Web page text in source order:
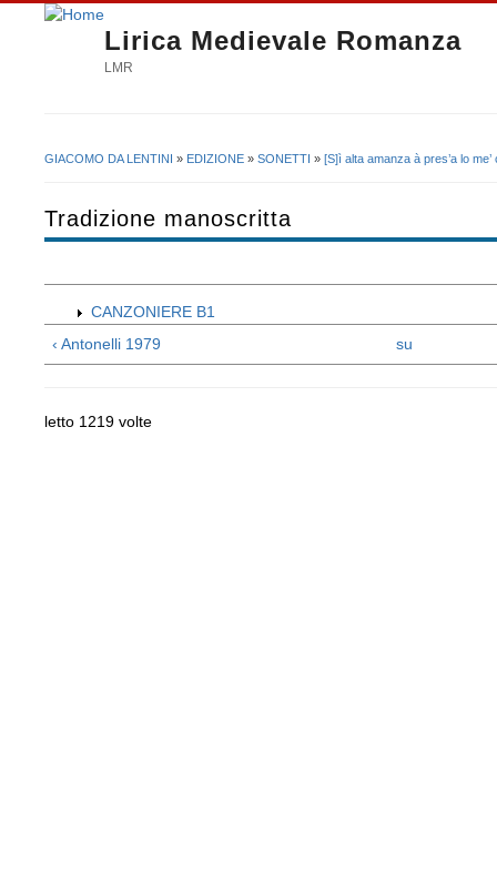
Lirica Medievale Romanza
LMR
GIACOMO DA LENTINI » EDIZIONE » SONETTI » [S]ì alta amanza à pres’a lo me’
Tradizione manoscritta
CANZONIERE B1
‹ Antonelli 1979
su
letto 1219 volte